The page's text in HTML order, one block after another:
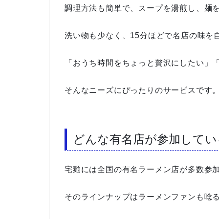
調理方法も簡単で、スープを湯煎し、麺
洗い物も少なく、15分ほどで名店の味を
「おうち時間をちょっと贅沢にしたい
そんなニーズにぴったりのサービスです
どんな有名店が参加して
宅麺には全国の有名ラーメン店が多数参
そのラインナップはラーメンファンも唸